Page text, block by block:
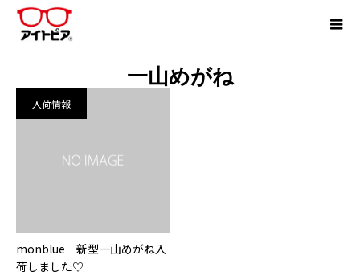
一山めがね
入荷情報
monblue 新型一山めがね入
荷しました♡